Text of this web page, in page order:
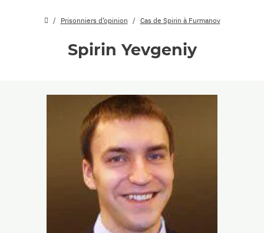
Prisonniers d’opinion Cas de Spirin à Furmanov
Spirin Yevgeniy